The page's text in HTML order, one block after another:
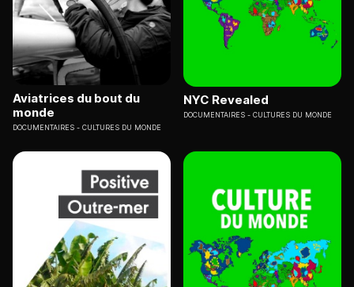
Aviatrices du bout du
monde
DOCUMENTAIRES CULTURES DU MONDE
NYC Revealed
DOCUMENTAIRES CULTURES DU MONDE